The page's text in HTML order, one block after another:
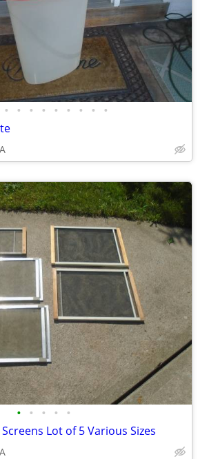
• • • • • • • • •
• • • • •
Lot of 5 Various Sizes